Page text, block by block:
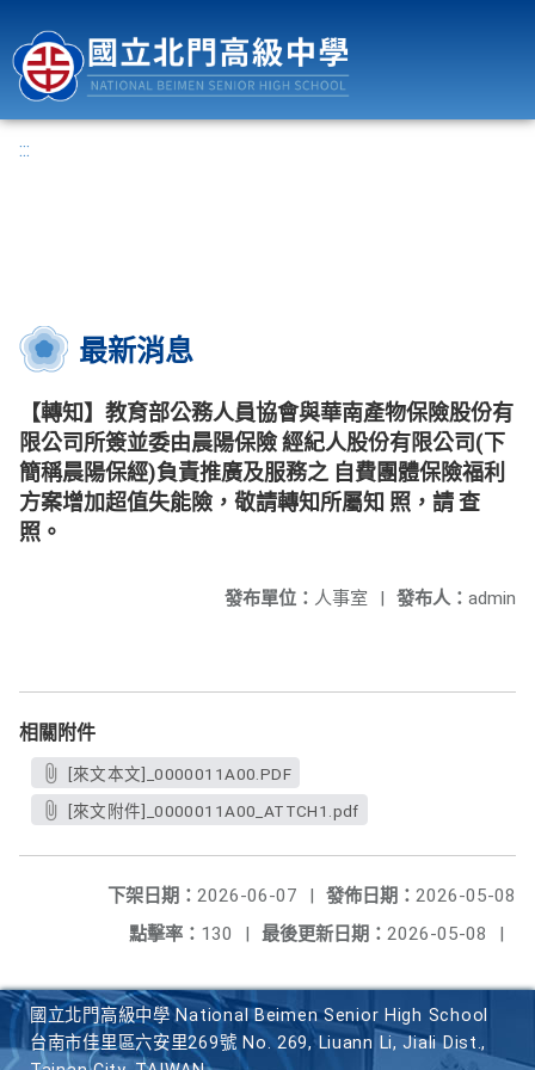
:::
最新消息
【轉知】教育部公務人員協會與華南產物保險股份有
限公司所簽並委由晨陽保險 經紀人股份有限公司(下
簡稱晨陽保經)負責推廣及服務之 自費團體保險福利
方案增加超值失能險，敬請轉知所屬知 照，請 查
照。
發布人： admin
發布單位： 人事室 |
相關附件
[來文本文]_0000011A00.PDF
[來文附件]_0000011A00_ATTCH1.pdf
發佈日期： 2026-05-08
下架日期： 2026-06-07
|
最後更新日期： 2026-05-08 |
點擊率： 130 |
國立北門高級中學 National Beimen Senior High School
台南市佳里區六安里269號 No. 269, Liuann Li, Jiali Dist.,